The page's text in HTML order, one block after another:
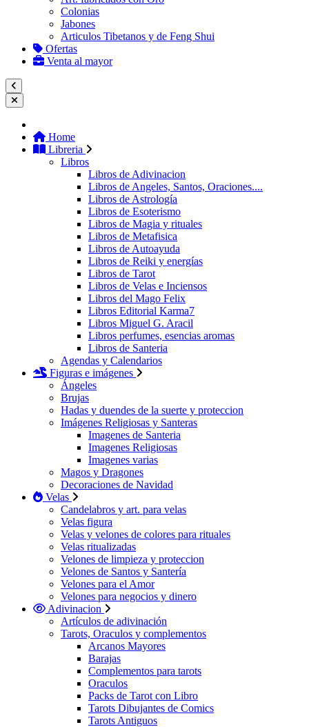
Colonias
Jabones
Articulos Tibetanos y de Feng Shui
Ofertas
Venta al mayor
Home
Libreria
Libros
Libros de Adivinacion
Libros de Angeles, Santos, Oraciones....
Libros de Astrología
Libros de Esoterismo
Libros de Magia y rituales
Libros de Metafisica
Libros de Autoayuda
Libros de Reiki y energías
Libros de Tarot
Libros de Velas e Inciensos
Libros del Mago Felix
Libros Editorial Karma7
Libros Miguel G. Aracil
Libros perfumes, esencias aromas
Libros de Santeria
Agendas y Calendarios
Figuras e imágenes
Ángeles
Brujas
Hadas y duendes de la suerte y proteccion
Imágenes Religiosas y Santeras
Imagenes de Santeria
Imagenes Religiosas
Imagenes varias
Magos y Dragones
Decoraciones de Navidad
Velas
Candelabros y art. para velas
Velas figura
Velas y velones de colores para rituales
Velas ritualizadas
Velones de limpieza y proteccion
Velones de Santos y Santería
Velones para el Amor
Velones para negocios y dinero
Adivinacion
Artículos de adivinación
Tarots, Oraculos y complementos
Arcanos Mayores
Barajas
Complementos para tarots
Oraculos
Packs de Tarot con Libro
Tarots Dibujantes de Comics
Tarots Antiguos